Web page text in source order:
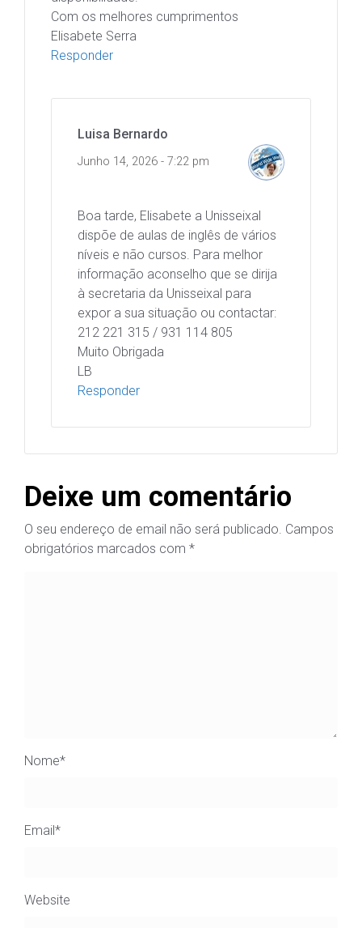
Com os melhores cumprimentos
Elisabete Serra
Responder
Luisa Bernardo
Junho 14, 2026 - 7:22 pm
Boa tarde, Elisabete a Unisseixal
dispõe de aulas de inglês de vários
níveis e não cursos. Para melhor
informação aconselho que se dirija
à secretaria da Unisseixal para
expor a sua situação ou contactar:
212 221 315 / 931 114 805
Muito Obrigada
LB
Responder
Deixe um comentário
O seu endereço de email não será publicado. Campos
obrigatórios marcados com *
Nome*
Email*
Website